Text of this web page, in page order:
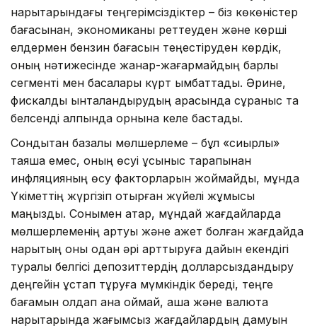
нарықтарындағы теңгерімсіздіктер – біз көкөністер
бағасынан, экономиканы реттеуден және көрші
елдермен бензин бағасын теңестіруден көрдік,
оның нәтижесінде жанар-жағармайдың барлық
сегменті мен басқалары күрт қымбаттады. Әрине,
фискалдық ынталандырудың арқасында сұраныс та
белсенді қалпында орнына келе бастады.
Сондықтан базалық мөлшерлеме – бұл «сиқырлы»
таяқша емес, оның өсуі ұсыныс тарапынан
инфляцияның өсу факторларын жоймайды, мұнда
Үкіметтің жүргізіп отырған жүйелі жұмысы
маңызды. Сонымен қатар, мұндай жағдайларда
мөлшерлеменің артуы және қажет болған жағдайда
нарықтың оны одан әрі арттыруға дайын екендігі
туралы белгісі депозиттердің долларсыздандыру
деңгейін ұстап тұруға мүмкіндік береді, теңге
бағамын қолдап қана қоймай, ақша және валюта
нарықтарында жағымсыз жағдайлардың дамуын